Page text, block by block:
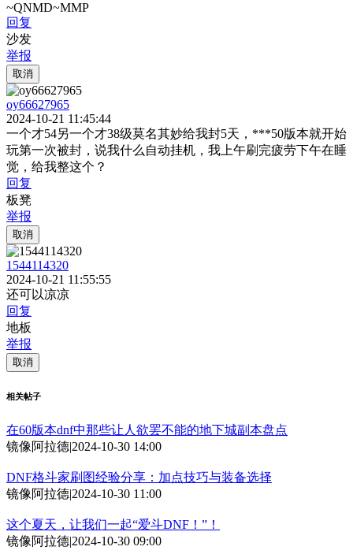
~QNMD~MMP
回复
沙发
举报
取消
oy66627965
2024-10-21 11:45:44
一个才54另一个才38级莫名其妙给我封5天，***50版本就开始
玩第一次被封，说我什么自动挂机，我上午刷完疲劳下午在睡
觉，给我整这个？
回复
板凳
举报
取消
1544114320
2024-10-21 11:55:55
还可以凉凉
回复
地板
举报
取消
相关帖子
在60版本dnf中那些让人欲罢不能的地下城副本盘点
镜像阿拉德|2024-10-30 14:00
DNF格斗家刷图经验分享：加点技巧与装备选择
镜像阿拉德|2024-10-30 11:00
这个夏天，让我们一起“爱斗DNF！”！
镜像阿拉德|2024-10-30 09:00